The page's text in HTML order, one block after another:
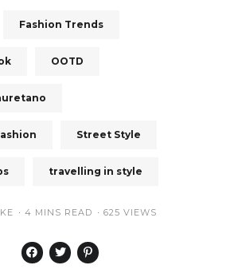
Fashion Trends
OOTD
Street Style
travelling in style
4 MINS READ 625 VIEWS